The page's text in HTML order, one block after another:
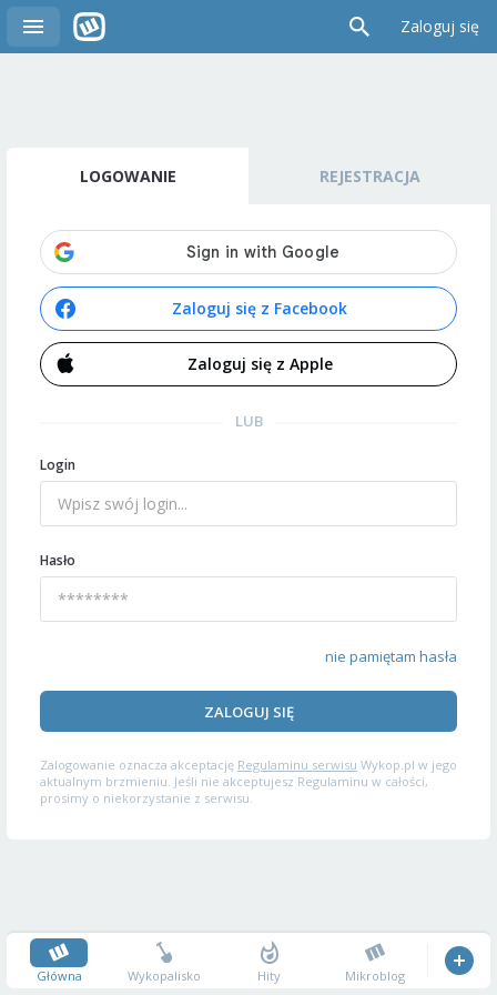
Zaloguj się
LOGOWANIE REJESTRACJA
Zaloguj się z Facebook
Zaloguj się z Apple
LUB
Login
Hasło
nie pamiętam hasła
ZALOGUJ SIĘ
Zalogowanie oznacza akceptację Regulaminu serwisu Wykop.pl w jego
aktualnym brzmieniu. Jeśli nie akceptujesz Regulaminu w całości,
prosimy o niekorzystanie z serwisu.
Główna Wykopalisko Hity Mikroblog